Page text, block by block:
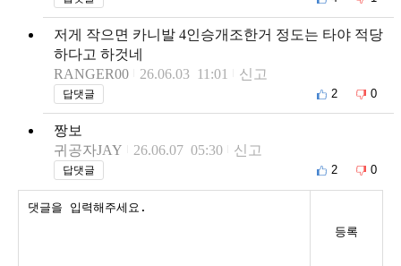
저게 작으면 카니발 4인승개조한거 정도는 타야 적당
하다고 하것네
RANGER00
26.06.03 11:01 신고
답댓글 2 0
짱보
귀공자JAY
26.06.07 05:30 신고
답댓글 2 0
등록